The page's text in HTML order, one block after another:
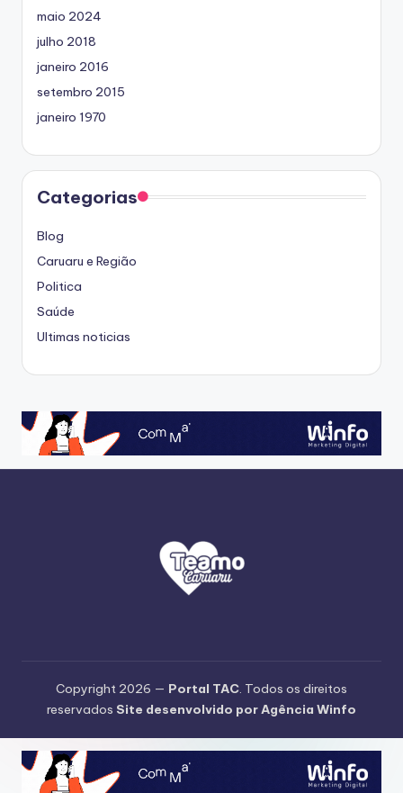
maio 2024
julho 2018
janeiro 2016
setembro 2015
janeiro 1970
Categorias
Blog
Caruaru e Região
Politica
Saúde
Ultimas noticias
Copyright 2026 — Portal TAC. Todos os direitos
reservados Site desenvolvido por Agência Winfo